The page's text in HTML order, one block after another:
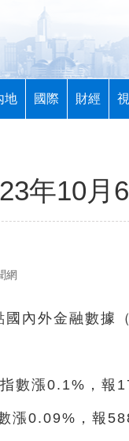
地 國際 財經
年10月6
網
內外金融數據
數漲0.1%，報
漲0.09%，報